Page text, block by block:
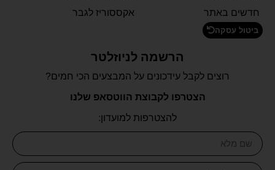
חדשים באתר
ביטול עסקה
אקססוריז לגבר
הרשמה לניוזלטר
רוצים לקבל עידכונים על המבצעים הכי חמים?
הצטרפו לקבוצת הווטסאפ שלנו
להצטרפות למועדון: